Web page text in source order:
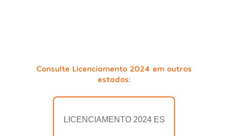
Consulte Licenciamento 2024 em outros
estados:
LICENCIAMENTO 2024 ES